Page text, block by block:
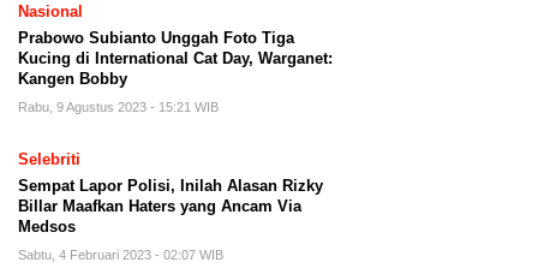
Nasional
Prabowo Subianto Unggah Foto Tiga
Kucing di International Cat Day, Warganet:
Kangen Bobby
Rabu, 9 Agustus 2023 - 15:21 WIB
Selebriti
Sempat Lapor Polisi, Inilah Alasan Rizky
Billar Maafkan Haters yang Ancam Via
Medsos
Sabtu, 4 Februari 2023 - 02:07 WIB